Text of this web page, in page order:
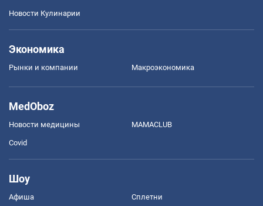
Новости Кулинарии
Экономика
Рынки и компании Mакроэкономика
MedOboz
Новости медицины MAMACLUB
Covid
Шоу
Афиша Сплетни